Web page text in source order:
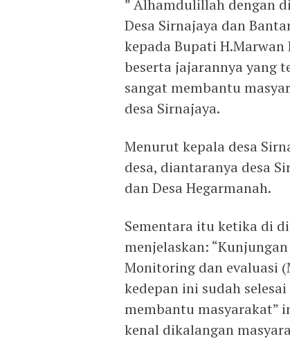
” Alhamdulillah dengan
Desa Sirnajaya dan
kepada Bupati H.Marwan
beserta jajarannya yang
sangat membantu
desa Sirnajaya.
Menurut kepala desa
desa, diantaranya desa
dan Desa Hegarmanah.
Sementara itu ketika di
menjelaskan:
Monitoring dan evaluasi
kedepan ini sudah
membantu masyarakat”
kenal dikalangan